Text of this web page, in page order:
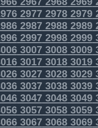
297729782979
298729882989
299729982999
300730083009
301730183019
302730283029
303730383039
304730483049
305730583059
306730683069